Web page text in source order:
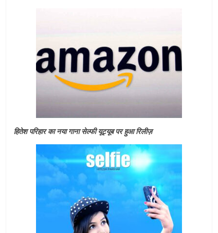
हितेश परिहार का नया गाना सेल्फी यूट्यूब पर हुआ रिलीज़